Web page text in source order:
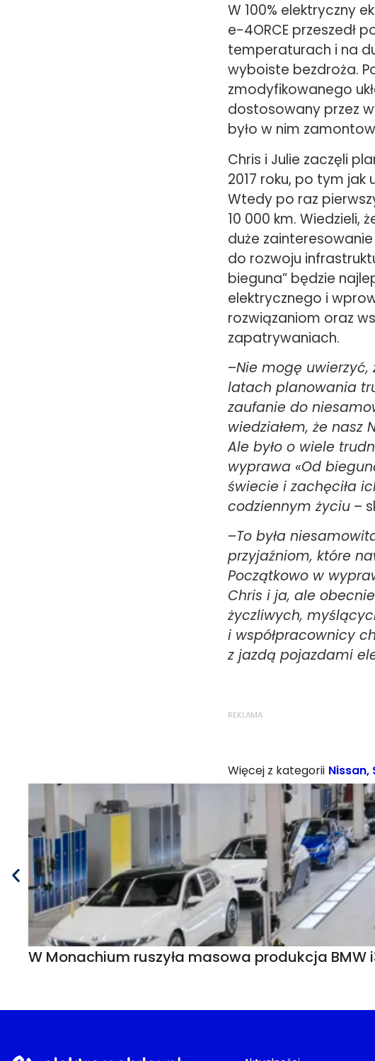
W 100% elektryczny
e-4ORCE przeszedł
temperaturach i na
wyboiste bezdroża.
zmodyfikowanego
dostosowany przez
było w nim
Chris i Julie zaczęli
2017 roku, po tym jak
Wtedy po raz
10 000 km. Wiedzieli,
duże
do rozwoju
bieguna” będzie
elektrycznego i
rozwiązaniom oraz
zapatrywaniach.
–Nie mogę
latach planowania
zaufanie do
wiedziałem, że nasz
Ale było o wiele
wyprawa «Od
świecie i zachęciła
codziennym życiu –
–To była
przyjaźniom, które
Początkowo w
Chris i ja, ale
życzliwych,
i współpracownicy
z jazdą pojazdami
REKLAMA
Więcej z kategorii Nissan,
W Monachium ruszyła masowa produkcja BMW